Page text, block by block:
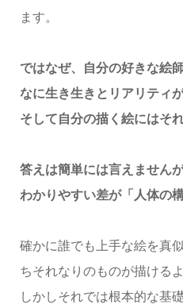
ます。
ではなぜ、自分の好きな絵
なに生き生きとリアリティ
そして自分の描く絵にはそ
答えは簡単には言えません
わかりやすい差が「人体の
確かに誰でも上手な絵を真
ちそれなりのものが描ける
しかしそれでは根本的な基